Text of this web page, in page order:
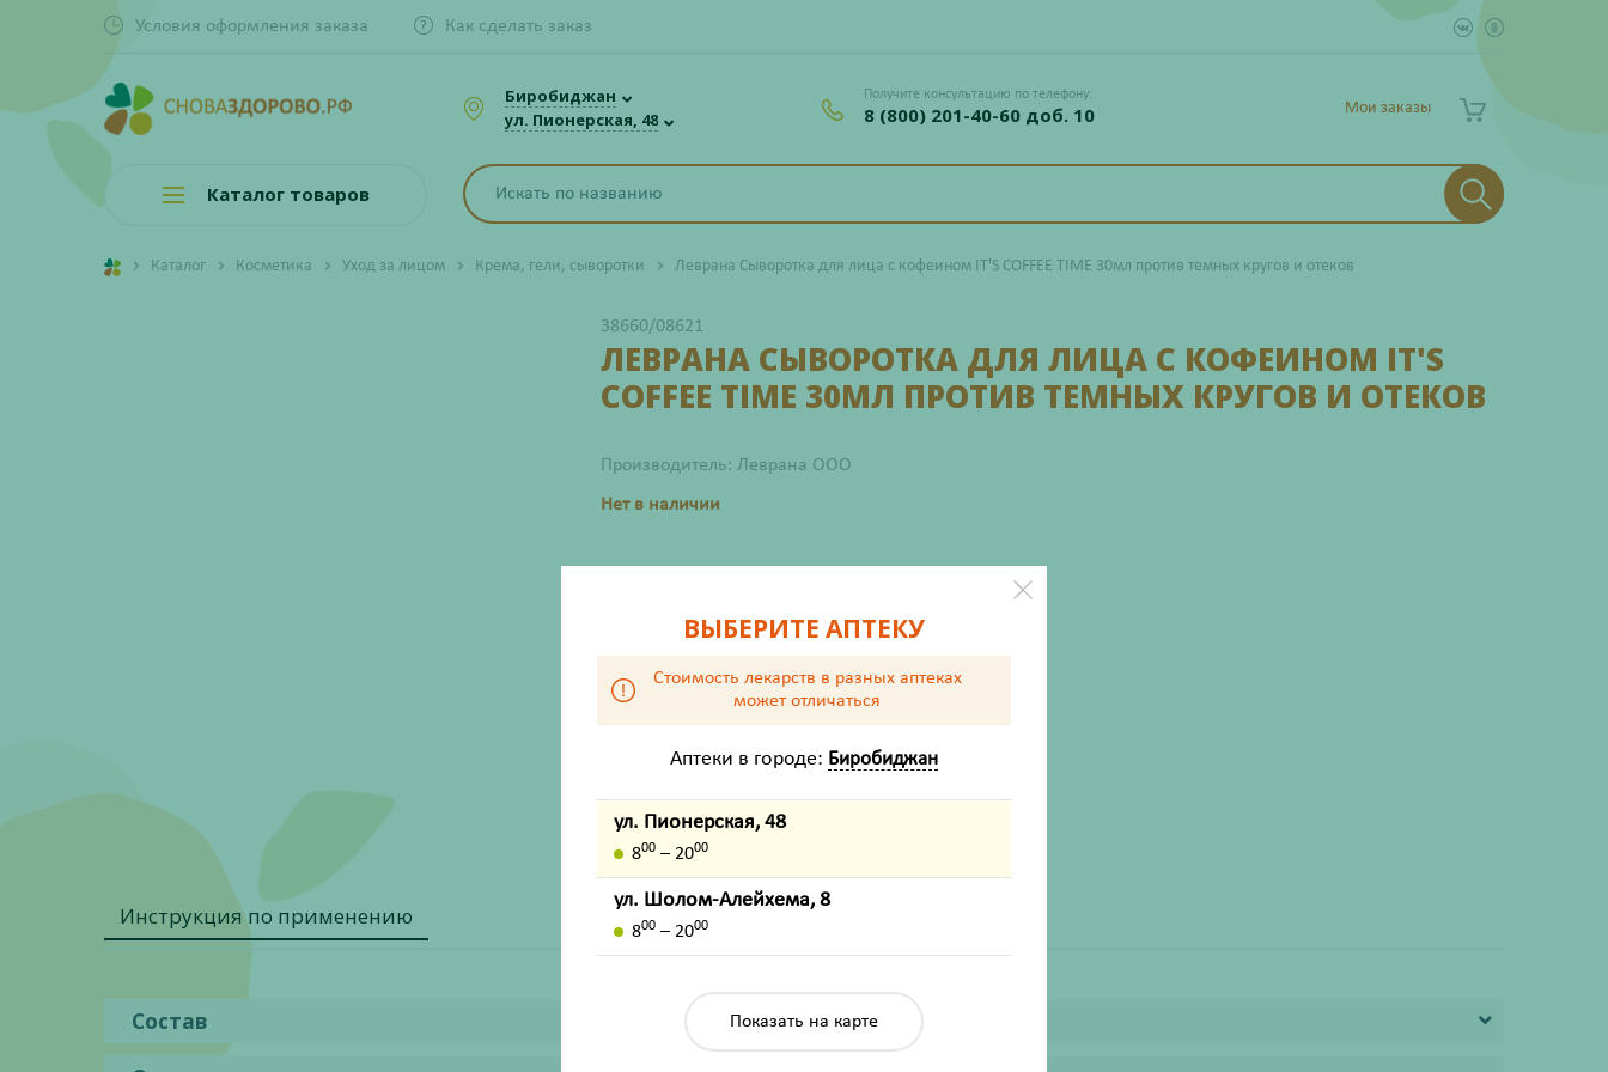
Условия оформления заказа Как сделать заказ
Биробиджан
ул. Пионерская, 48
Получите консультацию по телефону:
8 (800) 201-40-60 доб. 10 Мои заказы
Каталог товаров
Каталог Косметика Уход за лицом Крема, гели, сыворотки Леврана Сыворотка для лица с кофеином IT'S COFFEE TIME 30мл против темных кругов и отеков
38660/08621
ЛЕВРАНА СЫВОРОТКА ДЛЯ ЛИЦА С КОФЕИНОМ IT'S
COFFEE TIME 30МЛ ПРОТИВ ТЕМНЫХ КРУГОВ И ОТЕКОВ
Производитель: Леврана ООО
Нет в наличии
ХАРАКТЕРИСТИКИ
Производитель
Леврана ООО
Жизненно важный
Инструкция по применению
Состав
ВЫБЕРИТЕ АПТЕКУ
Стоимость лекарств в разных аптеках
может отличаться
Аптеки в городе: Биробиджан
ул. Пионерская, 48
800 – 2000
ул. Шолом-Алейхема, 8
800 – 2000
Показать на карте